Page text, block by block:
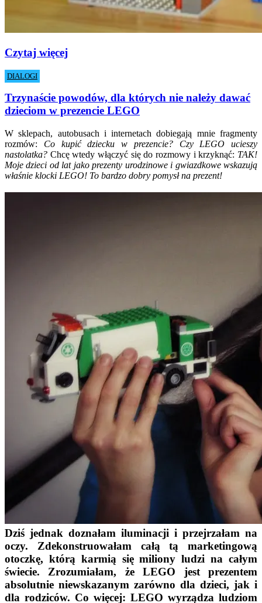
Czytaj więcej
DIALOGI
Trzynaście powodów, dla których nie należy dawać
dzieciom w prezencie LEGO
W sklepach, autobusach i internetach dobiegają mnie fragmenty
rozmów: Co kupić dziecku w prezencie? Czy LEGO ucieszy
nastolatka? Chcę wtedy włączyć się do rozmowy i krzyknąć: TAK!
Moje dzieci od lat jako prezenty urodzinowe i gwiazdkowe wskazują
właśnie klocki LEGO! To bardzo dobry pomysł na prezent!
Dziś jednak doznałam iluminacji i przejrzałam na
oczy. Zdekonstruowałam całą tą marketingową
otoczkę, którą karmią się miliony ludzi na całym
świecie. Zrozumiałam, że LEGO jest prezentem
absolutnie niewskazanym zarówno dla dzieci, jak i
dla rodziców. Co więcej: LEGO wyrządza ludziom